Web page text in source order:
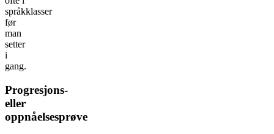
språkklasser
før
man
setter
i
gang.
Progresjons-
eller
oppnåelsesprøve